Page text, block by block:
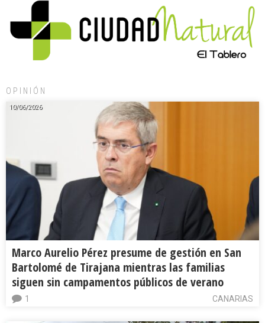
OPINIÓN
10/06/2026
Marco Aurelio Pérez presume de gestión en San
Bartolomé de Tirajana mientras las familias
siguen sin campamentos públicos de verano
CANARIAS
1